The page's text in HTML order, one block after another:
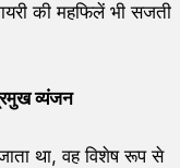
की महफिलें भी सजती
व्यंजन
था, वह विशेष रूप से